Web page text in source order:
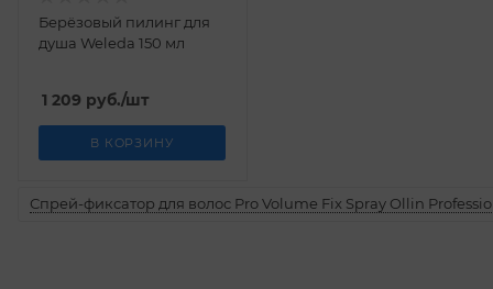
Берёзовый пилинг для
душа Weleda 150 мл
1 209 руб./шт
В КОРЗИНУ
Спрей-фиксатор для волос Pro Volume Fix Spray Ollin